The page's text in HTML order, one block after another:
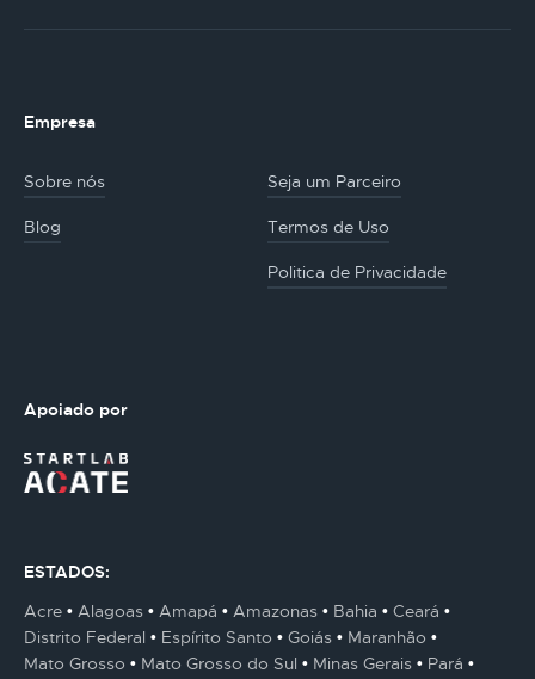
Empresa
Sobre nós Seja um Parceiro
Blog Termos de Uso
Politica de Privacidade
Apoiado por
ESTADOS:
Acre
Alagoas Amapá Amazonas Bahia
Ceará
Distrito Federal
Espírito Santo Goiás
Maranhão
Mato Grosso
Mato Grosso do Sul Minas Gerais
Pará